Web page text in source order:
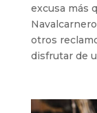
excusa más
otros
disfrutar de